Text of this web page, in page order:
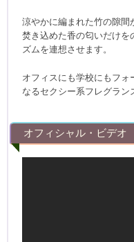
涼やかに編まれた竹の隙間
焚き込めた香の匂いだけを
ズムを連想させます。
オフィスにも学校にもフォ
なるセクシー系フレグラン
オフィシャル・ビデオ